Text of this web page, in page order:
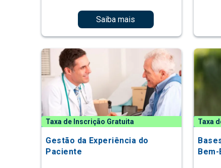
Saiba mais
Taxa de Inscrição Gratuita
Gestão da Experiência do
Paciente
Taxa